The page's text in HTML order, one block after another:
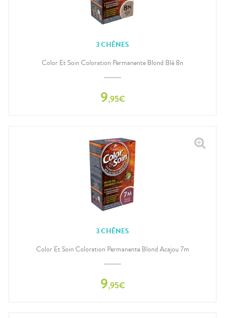
3 CHÊNES
Color Et Soin Coloration Permanente Blond Blé 8n
9,95€
3 CHÊNES
Color Et Soin Coloration Permanente Blond Acajou 7m
9,95€